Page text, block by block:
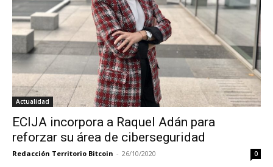
Actualidad
ECIJA incorpora a Raquel Adán para
reforzar su área de ciberseguridad
Redacción Territorio Bitcoin - 26/10/2020 0